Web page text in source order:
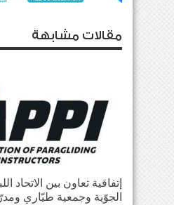
مقالات مشابهة
إتفاقية تعاون بين الاتحاد
الجوّية وجمعية طيّاري